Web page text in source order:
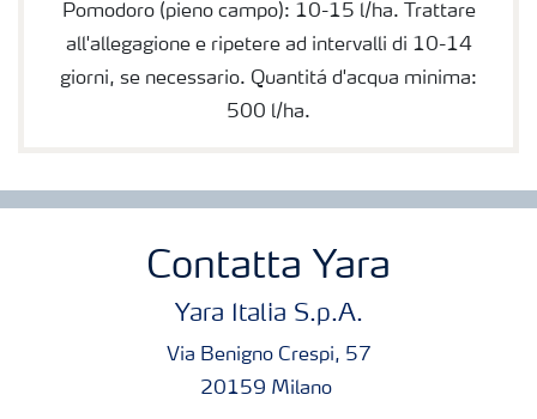
Pomodoro (pieno campo): 10-15 l/ha. Trattare
all'allegagione e ripetere ad intervalli di 10-14
giorni, se necessario. Quantitá d'acqua minima:
500 l/ha.
Contatta Yara
Yara Italia S.p.A.
Via Benigno Crespi, 57
20159 Milano